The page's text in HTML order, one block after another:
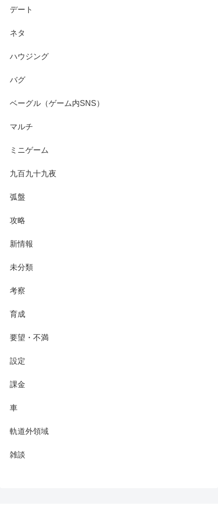
デート
ネタ
ハウジング
バグ
ベーグル（ゲーム内SNS）
マルチ
ミニゲーム
九百九十九夜
弧盤
攻略
新情報
未分類
考察
育成
要望・不満
設定
課金
車
軌道外領域
雑談